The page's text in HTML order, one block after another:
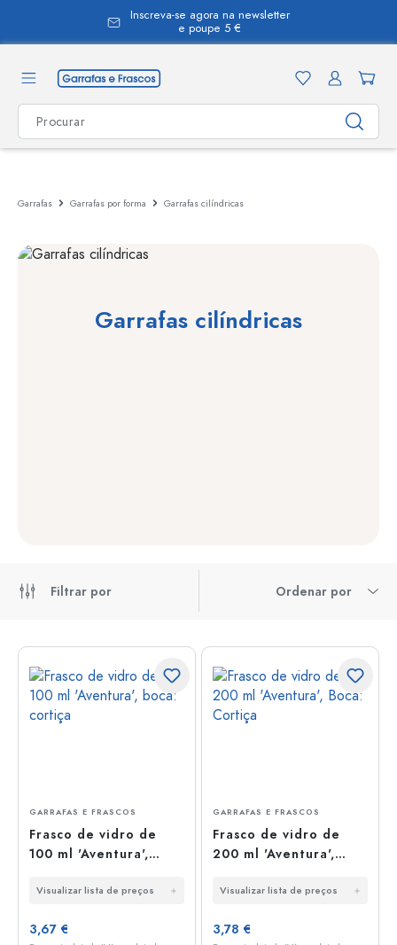
Inscreva-se agora na newsletter
e poupe 5 €
Garrafas Garrafas por forma Garrafas cilíndricas
Garrafas cilíndricas
Filtrar por Ordenar por
GARRAFAS E FRASCOS
Frasco de vidro de
100 ml 'Aventura',
Visualizar lista de preços
3,67 €
GARRAFAS E FRASCOS
Frasco de vidro de
200 ml 'Aventura',
Visualizar lista de preços
3,78 €